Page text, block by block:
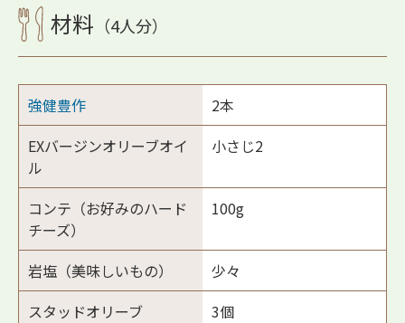
材料 （4人分）
強健豊作
2本
EXバージンオリーブオイ
ル
小さじ2
コンテ（お好みのハード
チーズ）
100g
岩塩（美味しいもの）
少々
スタッドオリーブ
3個